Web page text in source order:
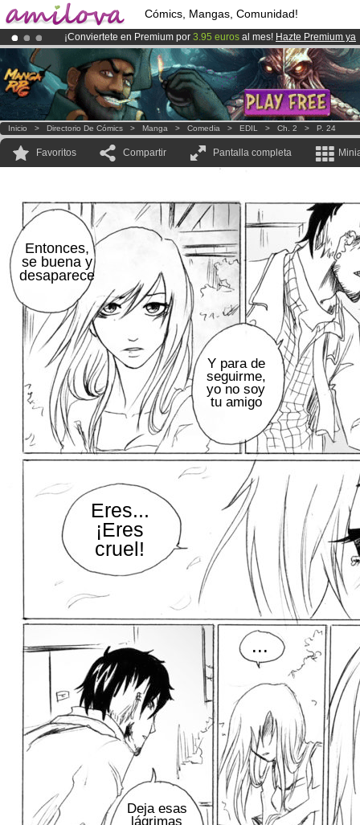
Cómics, Mangas, Comunidad!
¡Conviertete en Premium por 3.95 euros al mes! Hazte Premium ya
¡El Kickstarter Amilova está desormado lanzado!.
¡Ya tenemos 134393miembrosy 1208 Cómics y Mangas!.
Inicio > Directorio De Cómics > Manga > Comedia > EDIL > Ch. 2 > P. 24
Favoritos Compartir Pantalla completa
Entonces,
se buena y
desaparece
Y para de
seguirme,
yo no soy
tu amigo
Eres...
¡Eres
cruel!
Deja esas
lágrimas
...